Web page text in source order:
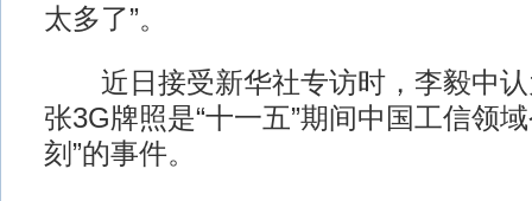
太多了”。
近日接受新华社专访时，李毅中认
张3G牌照是“十一五”期间中国工信领
刻”的事件。